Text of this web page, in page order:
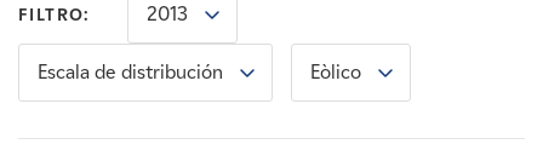
Noticias
Contacte con
FILTRO: 2013
Escala de distribución Eòlico